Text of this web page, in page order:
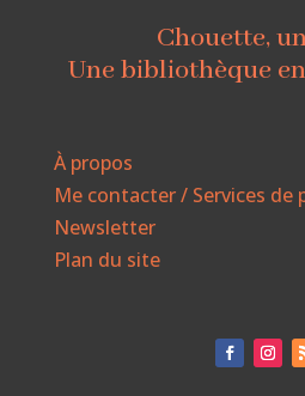
Chouette,
Une bibliothèque
À propos
Me contacter / Services de
Newsletter
Plan du site